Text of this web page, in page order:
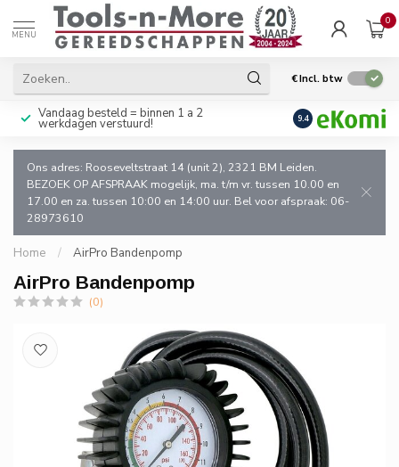
MENU
0
€Incl. btw
Vandaag besteld = binnen 1 a 2
werkdagen verstuurd!
Uitsluitend goede
en de vakman!
9.4
Ons adres: Rooseveltstraat 14 (unit 2), 2321 BM Leiden.
BEZOEK OP AFSPRAAK mogelijk, ma. t/m vr. tussen 10.00 en
17.00 en za. tussen 10:00 en 14:00 uur. Bel voor afspraak: 06-
28973610
Home / AirPro Bandenpomp
AirPro Bandenpomp
(0)